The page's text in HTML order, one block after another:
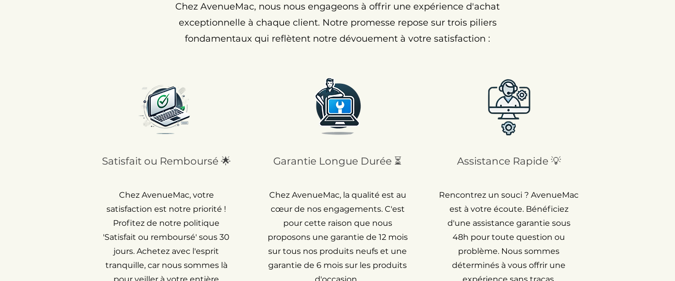
Chez AvenueMac, nous nous engageons à offrir une expérience d'achat
exceptionnelle à chaque client. Notre promesse repose sur trois piliers
fondamentaux qui reflètent notre dévouement à votre satisfaction :
Satisfait ou Remboursé 🌟
Chez AvenueMac, votre
satisfaction est notre priorité !
Profitez de notre politique
'Satisfait ou remboursé' sous 30
jours. Achetez avec l'esprit
tranquille, car nous sommes là
Garantie Longue Durée ⏳
Chez AvenueMac, la qualité est au
cœur de nos engagements. C'est
pour cette raison que nous
proposons une garantie de 12 mois
sur tous nos produits neufs et une
garantie de 6 mois sur les produits
Assistance Rapide 💡
Rencontrez un souci ? AvenueMac
est à votre écoute. Bénéficiez
d'une assistance garantie sous
48h pour toute question ou
problème. Nous sommes
déterminés à vous offrir une